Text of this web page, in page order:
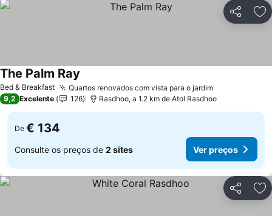
Partilhar
Bed & Breakfast Quartos renovados com vista para o jardimVer preços
The Palm Ray
9,2 Excelente 126 Rasdhoo, a 1.2 km de Atol Rasdhoo
De € 134
Consulte os preços de 2 sites Ver preços
Partilhar